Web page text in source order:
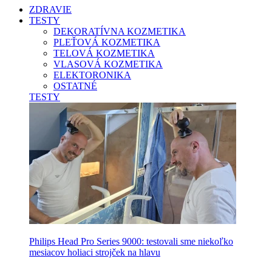
ZDRAVIE
TESTY
DEKORATÍVNA KOZMETIKA
PLEŤOVÁ KOZMETIKA
TELOVÁ KOZMETIKA
VLASOVÁ KOZMETIKA
ELEKTORONIKA
OSTATNÉ
TESTY
Philips Head Pro Series 9000: testovali sme niekoľko
mesiacov holiaci strojček na hlavu